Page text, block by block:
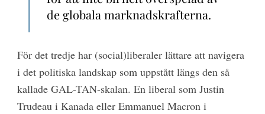
de globala marknadskrafterna.
För det tredje har (social)liberaler lättare att navigera
i det politiska landskap som uppstått längs den så
kallade GAL-TAN-skalan. En liberal som Justin
Trudeau i Kanada eller Emmanuel Macron i